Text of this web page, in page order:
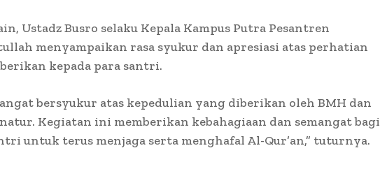
Ustadz Busro selaku Kepala Kampus Putra Pesantren
menyampaikan rasa syukur dan apresiasi atas perhatian
kepada para santri.
bersyukur atas kepedulian yang diberikan oleh BMH dan
Kegiatan ini memberikan kebahagiaan dan semangat bagi
untuk terus menjaga serta menghafal Al-Qur’an,” tuturnya.